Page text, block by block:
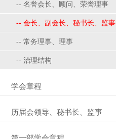
-- 名誉会长、顾问、荣誉理事
-- 会长、副会长、秘书长、监事
-- 常务理事、理事
-- 治理结构
学会章程
历届会领导、秘书长、监事